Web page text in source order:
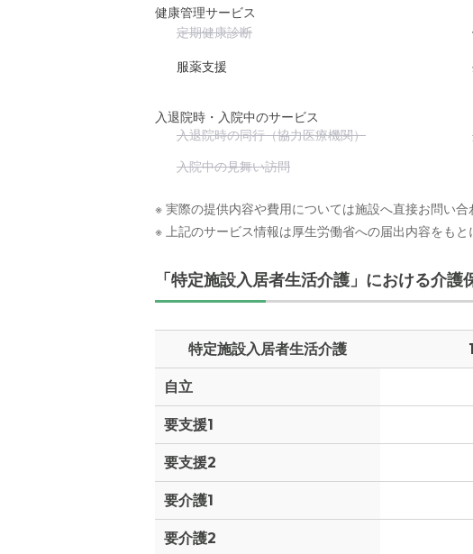
健康管理サービス
定期健康診断
服薬支援
入退院時・入院中のサービス
入退院時の同行（協力医療機関）
入院中の見舞い訪問
※ 実際の提供内容や費用については施設へ直接お問い合
※ 上記のサービス情報は厚生労働省への届出内容をもと
「特定施設入居者生活介護」における介護
特定施設入居者生活介護
自立
要支援1
要支援2
要介護1
要介護2